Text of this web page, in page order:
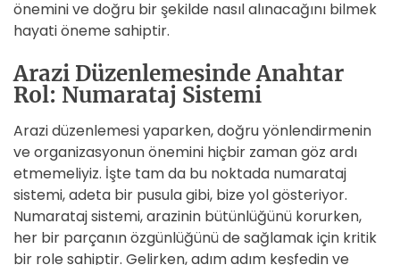
önemini ve doğru bir şekilde nasıl alınacağını bilmek
hayati öneme sahiptir.
Arazi Düzenlemesinde Anahtar
Rol: Numarataj Sistemi
Arazi düzenlemesi yaparken, doğru yönlendirmenin
ve organizasyonun önemini hiçbir zaman göz ardı
etmemeliyiz. İşte tam da bu noktada numarataj
sistemi, adeta bir pusula gibi, bize yol gösteriyor.
Numarataj sistemi, arazinin bütünlüğünü korurken,
her bir parçanın özgünlüğünü de sağlamak için kritik
bir role sahiptir. Gelirken, adım adım keşfedin ve